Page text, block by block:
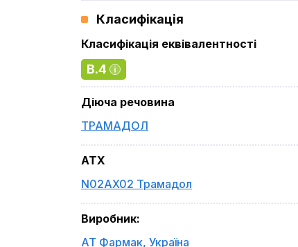
Класифікація
Класифікація еквівалентності
B.4
Діюча речовина
ТРАМАДОЛ
ATX
N02AX02 Трамадол
Виробник:
АТ Фармак, Україна